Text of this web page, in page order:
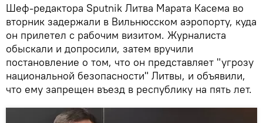
Шеф-редактора Sputnik Литва Марата Касема во
вторник задержали в Вильнюсском аэропорту, куда
он прилетел с рабочим визитом. Журналиста
обыскали и допросили, затем вручили
постановление о том, что он представляет "угрозу
национальной безопасности" Литвы, и объявили,
что ему запрещен въезд в республику на пять лет.